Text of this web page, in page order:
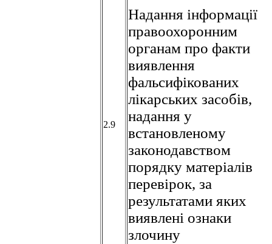
2.9
Надання інформації
правоохоронним
органам про факти
виявлення
фальсифікованих
лікарських засобів,
надання у
встановленому
законодавством
порядку матеріалів
перевірок, за
результатами яких
виявлені ознаки
злочину